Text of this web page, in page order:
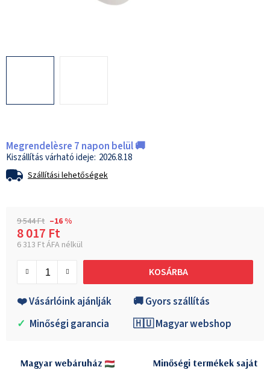
Megrendelèsre 7 napon belül 🚚
2026.8.18
Szállítási lehetőségek
9 544 Ft –16 %
8 017 Ft
6 313 Ft ÁFA nélkül
KOSÁRBA
❤️ Vásárlóink ajánlják
🚚 Gyors szállítás
✓ Minőségi garancia 🇭🇺 Magyar webshop
Magyar webáruház
Minőségi termékek saját